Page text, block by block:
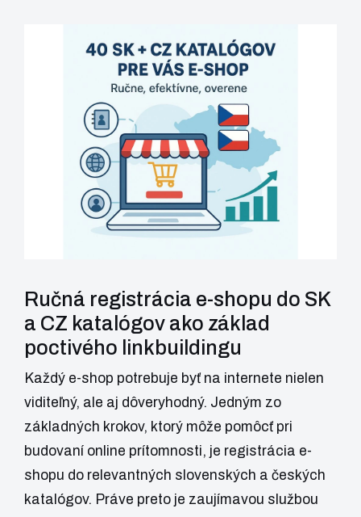
Ručná registrácia e-shopu do SK
a CZ katalógov ako základ
poctivého linkbuildingu
Každý e-shop potrebuje byť na internete nielen
viditeľný, ale aj dôveryhodný. Jedným zo
základných krokov, ktorý môže pomôcť pri
budovaní online prítomnosti, je registrácia e-
shopu do relevantných slovenských a českých
katalógov. Práve preto je zaujímavou službou